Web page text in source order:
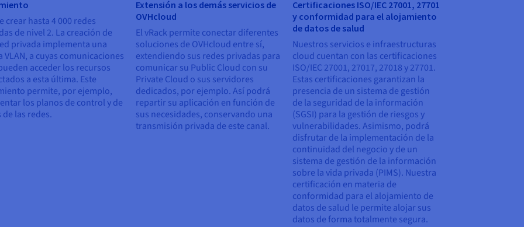
crear hasta 4 000 redes
de nivel 2. La creación de
privada implementa una
VLAN, a cuyas comunicaciones
acceder los recursos
a esta última. Este
permite, por ejemplo,
los planos de control y de
de las redes.
Extensión a los demás servicios de
OVHcloud
El vRack permite conectar diferentes
soluciones de OVHcloud entre sí,
extendiendo sus redes privadas para
comunicar su Public Cloud con su
Private Cloud o sus servidores
dedicados, por ejemplo. Así podrá
repartir su aplicación en función de
sus necesidades, conservando una
transmisión privada de este canal.
Certificaciones ISO/IEC 27001, 27701
y conformidad para el alojamiento
de datos de salud
Nuestros servicios e infraestructuras
cloud cuentan con las certificaciones
ISO/IEC 27001, 27017, 27018 y 27701.
Estas certificaciones garantizan la
presencia de un sistema de gestión
de la seguridad de la información
(SGSI) para la gestión de riesgos y
vulnerabilidades. Asimismo, podrá
disfrutar de la implementación de la
continuidad del negocio y de un
sistema de gestión de la información
sobre la vida privada (PIMS). Nuestra
certificación en materia de
conformidad para el alojamiento de
datos de salud le permite alojar sus
datos de forma totalmente segura.